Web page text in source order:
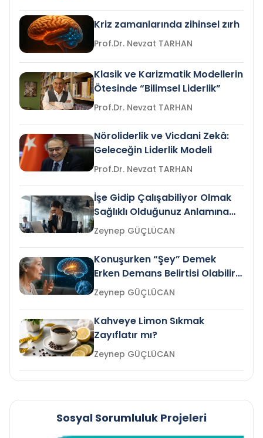
Kriz zamanlarında zihinsel zırh
Prof.Dr. Nevzat TARHAN
Klasik ve Karizmatik Modellerin
Ötesinde “Bilimsel Liderlik”
Prof.Dr. Nevzat TARHAN
Nöroliderlik ve Vicdani Zekâ:
Geleceğin Liderlik Modeli
Prof.Dr. Nevzat TARHAN
İşe Gidip Çalışabiliyor Olmak
Sağlıklı Olduğunuz Anlamına
Gelir mi?Zeynep GÜÇLÜCAN
Konuşurken “Şey” Demek
Erken Demans Belirtisi Olabilir
mi?
Zeynep GÜÇLÜCAN
Kahveye Limon Sıkmak
Zayıflatır mı?
Zeynep GÜÇLÜCAN
Sosyal Sorumluluk Projeleri